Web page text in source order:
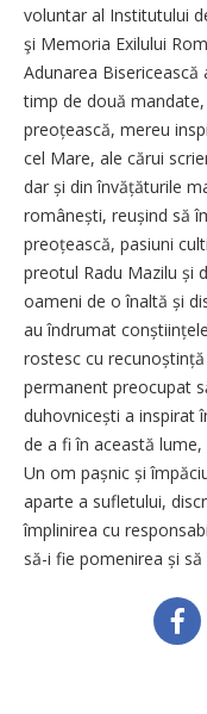
voluntar al Institutului
şi Memoria Exilului
Adunarea Bisericească
timp de două
preoțească, mereu
cel Mare, ale cărui
dar și din învățăturile
românești, reușind să
preoțească, pasiuni
preotul Radu Mazilu și
oameni de o înaltă și
au îndrumat
rostesc cu
permanent preocupat
duhovnicești a inspirat
de a fi în această
Un om pașnic și
aparte a sufletului,
împlinirea cu
să-i fie pomenirea și să